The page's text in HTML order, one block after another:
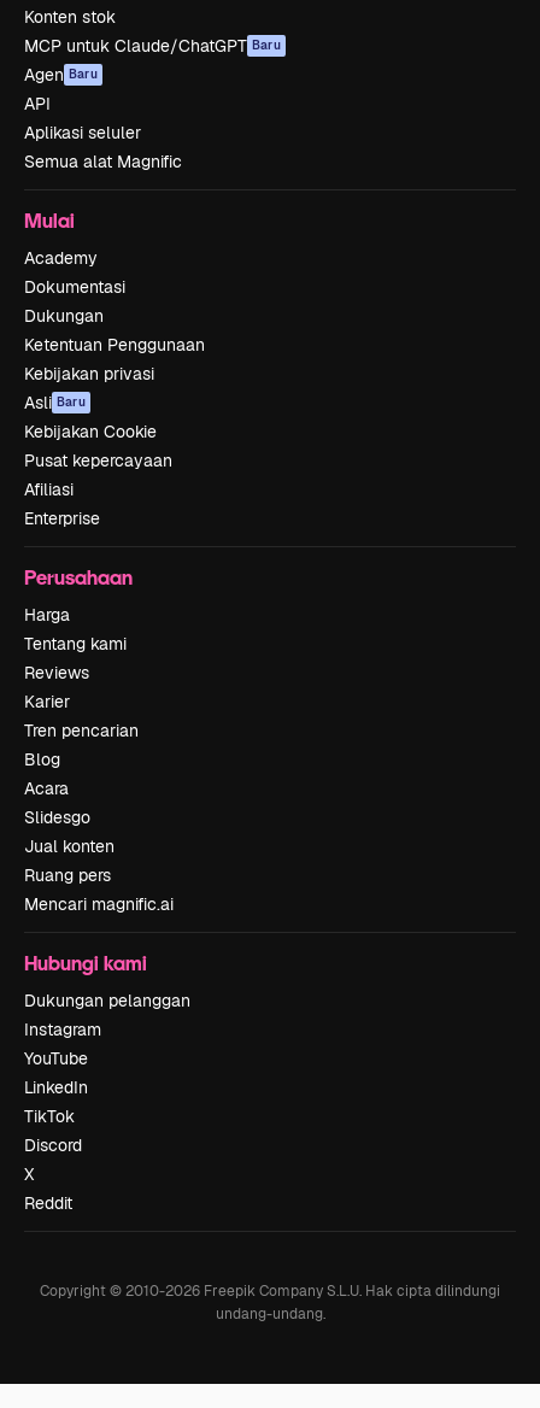
Konten stok
MCP untuk Claude/ChatGPT Baru
Agen Baru
API
Aplikasi seluler
Semua alat Magnific
Mulai
Academy
Dokumentasi
Dukungan
Ketentuan Penggunaan
Kebijakan privasi
Asli Baru
Kebijakan Cookie
Pusat kepercayaan
Afiliasi
Enterprise
Perusahaan
Harga
Tentang kami
Reviews
Karier
Tren pencarian
Blog
Acara
Slidesgo
Jual konten
Ruang pers
Mencari magnific.ai
Hubungi kami
Dukungan pelanggan
Instagram
YouTube
LinkedIn
TikTok
Discord
X
Reddit
Copyright © 2010-2026 Freepik Company S.L.U. Hak cipta dilindungi
undang-undang.